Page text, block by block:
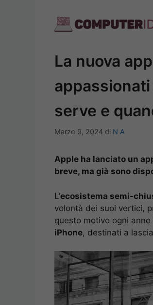
La nuova
serve e
Marzo 9, 2024 di N A
Apple ha lanciato un
breve, ma già sono
L’ecosistema semi-
volontà dei suoi vertici,
questo motivo ogni
iPhone, destinati a